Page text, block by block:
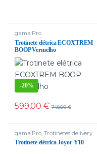
gama Pro
Trotinete elétrica ECOXTREM
BOOP Vermelho
-20%
599,00€ 749,00€
gama Pro, Trotinetes delivery
Trotinete elétrica Joyor Y10